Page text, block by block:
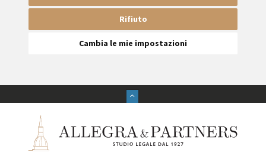
Rifiuto
Cambia le mie impostazioni